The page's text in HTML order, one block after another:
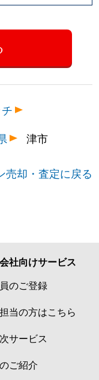
津市
売却・査定に戻る
社向けサービス
のご登録
当の方はこちら
サービス
ご紹介